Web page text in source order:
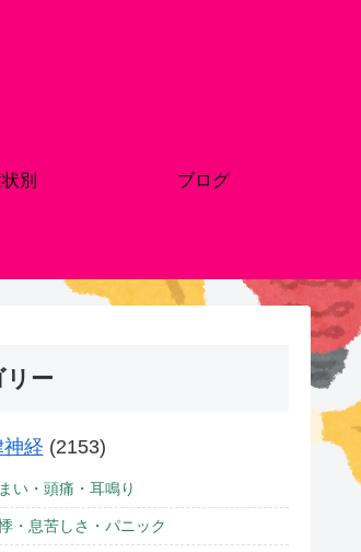
別 ブログ
リー
神経 (2153)
い・頭痛・耳鳴り
・息苦しさ・パニック